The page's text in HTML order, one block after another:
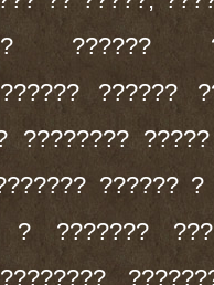
??????
??????
????????
?????? ?
? ???????